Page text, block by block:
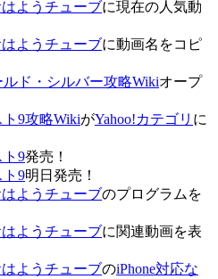
はようチューブに現在の人気動
はようチューブに動画名をコピ
ド・シルバー攻略Wikiオープ
ト9攻略WikiがYahoo!カテゴリ に
ト9発売！
ト9明日発売！
はようチューブのプログラムを
はようチューブに関連動画を表
はようチューブのiPhone対応な